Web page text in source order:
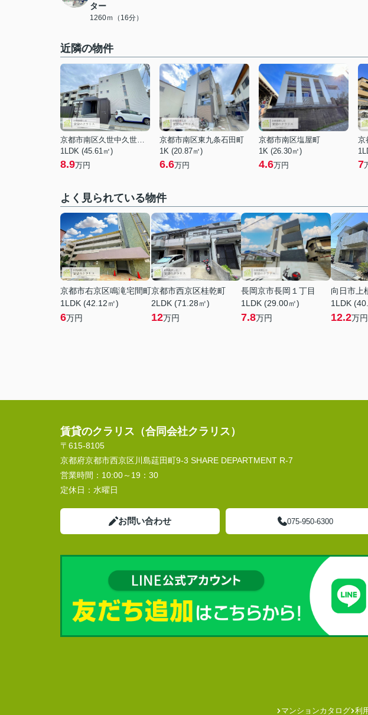
ター
1260ｍ（16分）
近隣の物件
京都市南区久世中久世町１丁目
1LDK (45.61㎡)
8.9万円
京都市南区東九条石田町
1K (20.87㎡)
6.6万円
京都市南区塩屋町
1K (26.30㎡)
4.6万円 7
よく見られている物件
京都市右京区鳴滝宅間町
1LDK (42.12㎡)
6万円
京都市西京区桂乾町
2LDK (71.28㎡)
12万円
長岡京市長岡１丁目
1LDK (29.00㎡)
7.8万円
向日市上
1LDK
12.2万円
賃貸のクラリス（合同会社クラリス）
〒615-8105
京都府京都市西京区川島莚田町9-3 SHARE DEPARTMENT R-7
営業時間： 10:00～19：30
定休日： 水曜日
お問い合わせ 075-950-6300
マンションカタログ 利